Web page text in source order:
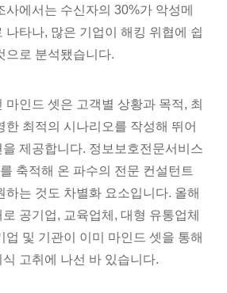
사에서는 수신자의 30%가 악성메
나타나, 많은 기업이 해킹 위협에 쉽
으로 분석됐습니다.
마인드 셋은 고객별 상황과 목적, 최
한 최적의 시나리오를 작성해 뛰어
제공합니다. 정보보호전문서비스
축적해 온 파수의 전문 컨설턴트
하는 것도 차별화 요소입니다. 올해
공기업, 교육업체, 대형 유통업체
업 및 기관이 이미 마인드 셋을 통해
고취에 나선 바 있습니다.